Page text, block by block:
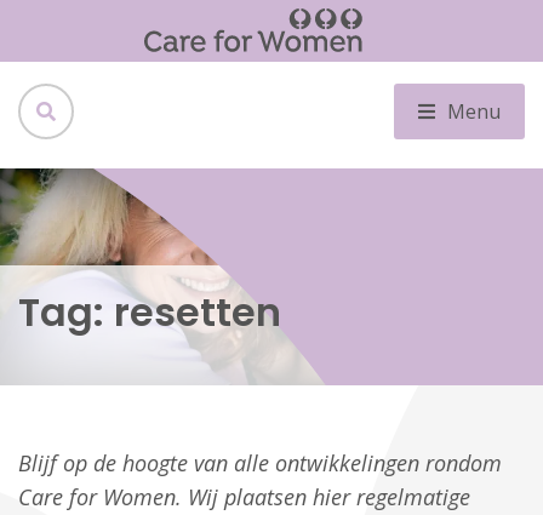
Menu
Tag: resetten
Blijf op de hoogte van alle ontwikkelingen rondom
Care for Women. Wij plaatsen hier regelmatige